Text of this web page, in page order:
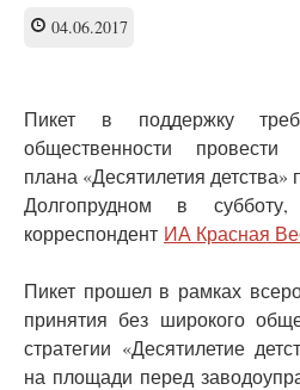
04.06.2017
Пикет в поддержку
общественности
плана «Десятилетия
Долгопрудном в
корреспондент ИА Красная
Пикет прошел в рамках
принятия без широкого
стратегии «Десятилетие
на площади перед